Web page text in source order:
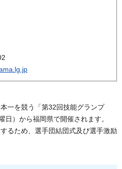
一を競う「第32回技能グランプ
日）から福岡県で開催されます。
るため、選手団結団式及び選手激励